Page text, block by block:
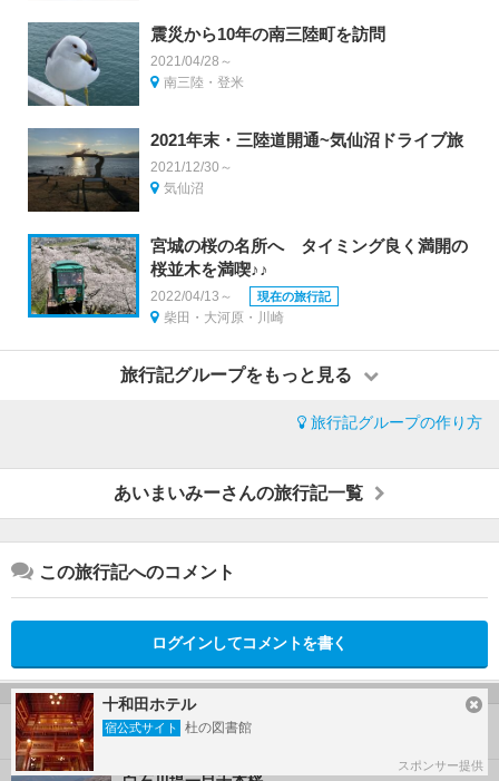
震災から10年の南三陸町を訪問
2021/04/28～
南三陸・登米
2021年末・三陸道開通~気仙沼ドライブ旅
2021/12/30～
気仙沼
宮城の桜の名所へ タイミング良く満開の
桜並木を満喫♪♪
2022/04/13～ 現在の旅行記
柴田・大河原・川崎
旅行記グループをもっと見る
旅行記グループの作り方
あいまいみーさんの旅行記一覧
この旅行記へのコメント
ログインしてコメントを書く
この旅行で行ったスポット
十和田ホテル
宿公式サイト 杜の図書館
スポンサー提供